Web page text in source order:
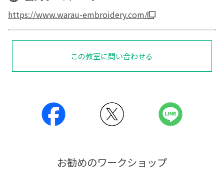
https://www.warau-embroidery.com/
この教室に問い合わせる
お勧めのワークショップ